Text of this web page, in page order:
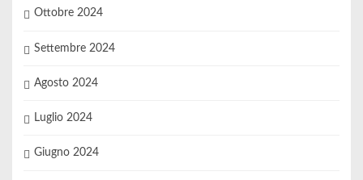
Ottobre 2024
Settembre 2024
Agosto 2024
Luglio 2024
Giugno 2024